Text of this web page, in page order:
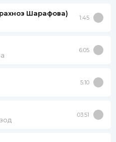
Шарафова)
1:45
6:05
5:10
03:51